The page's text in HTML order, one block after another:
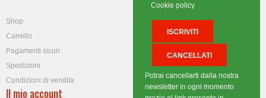
Shop
Carrello
Pagamenti sicuri
Spedizioni
Condizioni di vendita
Il mio account
Cookie policy
Potrai cancellarti dalla nostra
newsletter in ogni momento